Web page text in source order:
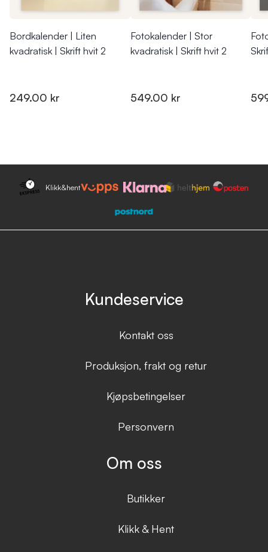
Bordkalender | Liten
kvadratisk | Skrift hvit 2
249.00 kr
Fotokalender | Stor
kvadratisk | Skrift hvit 2
549.00 kr
Klikk&hent
Kundeservice
Kontakt oss
Produksjon, frakt og retur
Kjøpsbetingelser
Personvern
Om oss
Butikker
Klikk & Hent